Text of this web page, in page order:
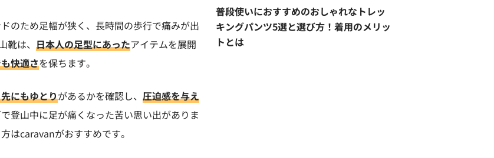
のため足幅が狭く、長時間の歩行で痛みが出
は、 日本人の足型にあったアイテムを展開
快適さを保ちます。
にもゆとりがあるかを確認し、 圧迫感を与え
登山中に足が痛くなった苦い思い出がありま
はcaravanがおすすめです。
普段使いにおすすめのおしゃれなトレッ
キングパンツ5選と選び方！着用のメリッ
トとは